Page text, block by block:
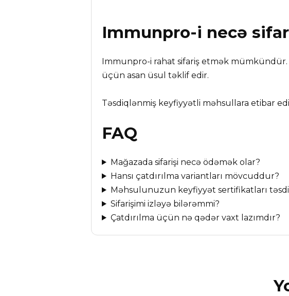
Immunpro-i necə
Immunpro-i rahat sifariş etmək mümkündür.
üçün asan üsul təklif edir.
Təsdiqlənmiş keyfiyyətli məhsullara etibar
FAQ
Mağazada sifarişi necə ödəmək olar?
Hansı çatdırılma variantları mövcuddur?
Məhsulunuzun keyfiyyət sertifikatları
Sifarişimi izləyə bilərəmmi?
Çatdırılma üçün nə qədər vaxt lazımdır?